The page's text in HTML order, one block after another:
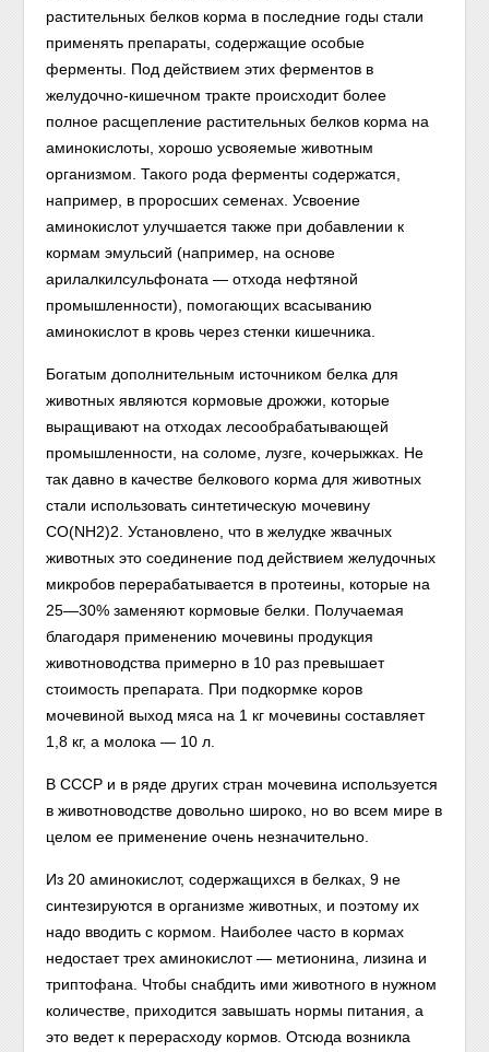
растительных белков корма в последние годы стали
применять препараты, содержащие особые
ферменты. Под действием этих ферментов в
желудочно-кишечном тракте происходит более
полное расщепление растительных белков корма на
аминокислоты, хорошо усвояемые животным
организмом. Такого рода ферменты содержатся,
например, в проросших семенах. Усвоение
аминокислот улучшается также при добавлении к
кормам эмульсий (например, на основе
арилалкилсульфоната — отхода нефтяной
промышленности), помогающих всасыванию
аминокислот в кровь через стенки кишечника.
Богатым дополнительным источником белка для
животных являются кормовые дрожжи, которые
выращивают на отходах лесообрабатывающей
промышленности, на соломе, лузге, кочерыжках. Не
так давно в качестве белкового корма для животных
стали использовать синтетическую мочевину
CO(NH2)2 . Установлено, что в желудке жвачных
животных это соединение под действием желудочных
микробов перерабатывается в протеины, которые на
25—30% заменяют кормовые белки. Получаемая
благодаря применению мочевины продукция
животноводства примерно в 10 раз превышает
стоимость препарата. При подкормке коров
мочевиной выход мяса на 1 кг мочевины составляет
1,8 кг, а молока — 10 л.
В СССР и в ряде других стран мочевина используется
в животноводстве довольно широко, но во всем мире в
целом ее применение очень незначительно.
Из 20 аминокислот, содержащихся в белках, 9 не
синтезируются в организме животных, и поэтому их
надо вводить с кормом. Наиболее часто в кормах
недостает трех аминокислот — метионина, лизина и
триптофана. Чтобы снабдить ими животного в нужном
количестве, приходится завышать нормы питания, а
это ведет к перерасходу кормов. Отсюда возникла